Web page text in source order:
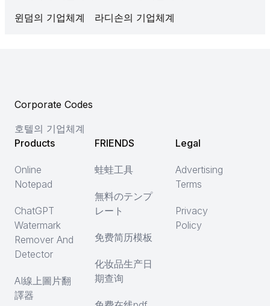
윈덤의 기업체계
라디손의 기업체계
Corporate Codes
호텔의 기업체계
Products
Online
Notepad
ChatGPT
Watermark
Remover And
Detector
AI線上圖片翻
譯器
FRIENDS
蛙蛙工具
無料のテンプ
レート
免费简历模板
化妆品生产日
期查询
Legal
Advertising
Terms
Privacy
Policy